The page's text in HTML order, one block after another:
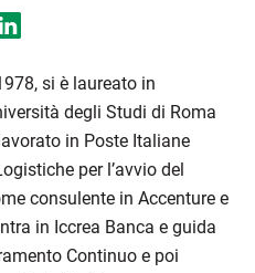
si è laureato in
degli Studi di Roma
in Poste Italiane
per l’avvio del
consulente in Accenture e
in Iccrea Banca e guida
Continuo e poi